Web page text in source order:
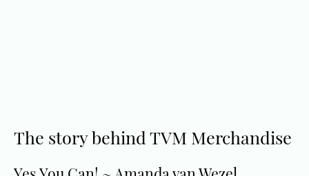
The story behind TVM Merchandise